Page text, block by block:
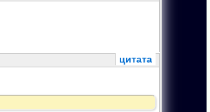
цитата